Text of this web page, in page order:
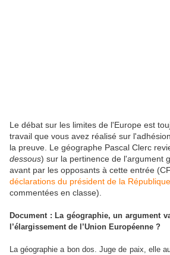
Le débat sur les limites de l'Europe est
travail que vous avez réalisé sur
la preuve. Le géographe Pascal Clerc
dessous) sur la pertinence de l'argument
avant par les opposants à cette entrée
déclarations du président de la République
commentées en classe).
Document : La géographie, un argument
l’élargissement de l’Union Européenne ?
La géographie a bon dos. Juge de paix, elle